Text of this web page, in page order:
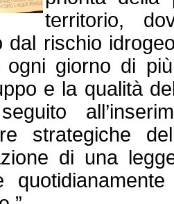
territorio,
dal rischio
ogni giorno di
e la qualità
strategiche
di una